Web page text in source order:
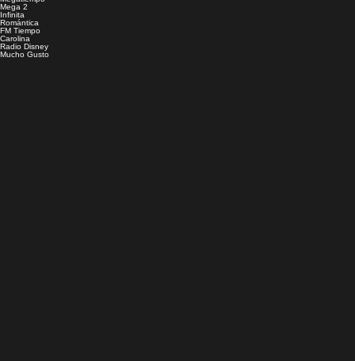
Mega 2
Infinita
Romántica
FM Tiempo
Carolina
Radio Disney
Mucho Gusto